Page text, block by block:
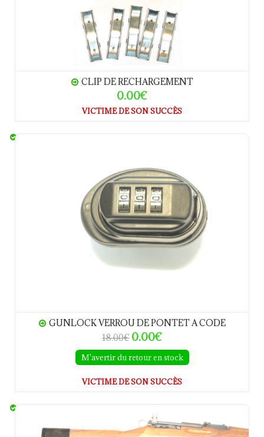
CLIP DE RECHARGEMENT
0.00€
VICTIME DE SON SUCCÈS
GUNLOCK verrou de pontet a code
GUNLOCK VERROU DE PONTET A CODE
18.00€ 0.00€
M'avertir du retour en stock
VICTIME DE SON SUCCÈS
Sabot de crosse Amortisseur de recul